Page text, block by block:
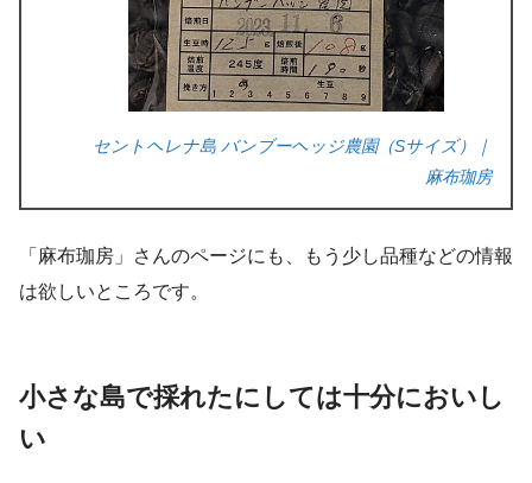
セントヘレナ島 バンブーヘッジ農園（Sサイズ）｜
麻布珈房
「麻布珈房」さんのページにも、もう少し品種などの情報
は欲しいところです。
小さな島で採れたにしては十分においし
い